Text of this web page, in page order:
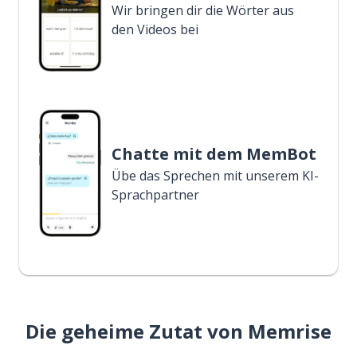
Wir bringen dir die Wörter aus
den Videos bei
Chatte mit dem MemBot
Übe das Sprechen mit unserem KI-
Sprachpartner
Die geheime Zutat von Memrise